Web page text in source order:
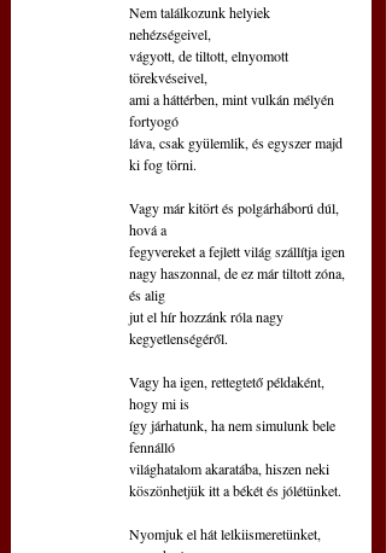
Nem találkozunk helyiek
nehézségeivel,
vágyott, de tiltott, elnyomott
törekvéseivel,
ami a háttérben, mint vulkán mélyén
fortyogó
láva, csak gyülemlik, és egyszer majd
ki fog törni.
Vagy már kitört és polgárháború dúl,
hová a
fegyvereket a fejlett világ szállítja igen
nagy haszonnal, de ez már tiltott zóna,
és alig
jut el hír hozzánk róla nagy
kegyetlenségéről.
Vagy ha igen, rettegtető példaként,
hogy mi is
így járhatunk, ha nem simulunk bele
fennálló
világhatalom akaratába, hiszen neki
köszönhetjük itt a békét és jólétünket.
Nyomjuk el hát lelkiismeretünket,